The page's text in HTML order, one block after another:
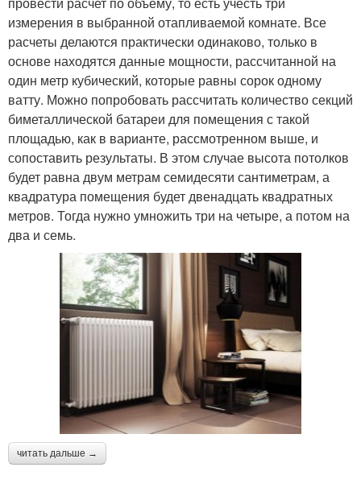
измерения в выбранной отапливаемой комнате. Все
расчеты делаются практически одинаково, только в
основе находятся данные мощности, рассчитанной на
один метр кубический, которые равны сорок одному
ватту. Можно попробовать рассчитать количество секций
биметаллической батареи для помещения с такой
площадью, как в варианте, рассмотренном выше, и
сопоставить результаты. В этом случае высота потолков
будет равна двум метрам семидесяти сантиметрам, а
квадратура помещения будет двенадцать квадратных
метров. Тогда нужно умножить три на четыре, а потом на
два и семь.
читать дальше →